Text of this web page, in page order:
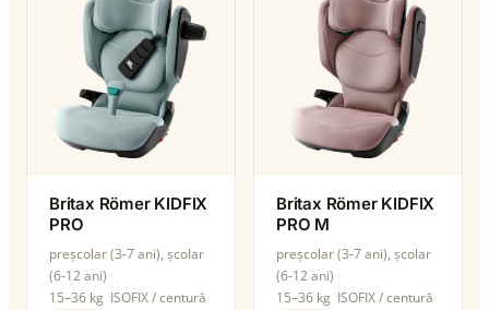
Britax Römer KIDFIX
PRO
preșcolar (3-7 ani), școlar
(6-12 ani)
15–36 kg ISOFIX / centură
Britax Römer KIDFIX
PRO M
preșcolar (3-7 ani), școlar
(6-12 ani)
15–36 kg ISOFIX / centură